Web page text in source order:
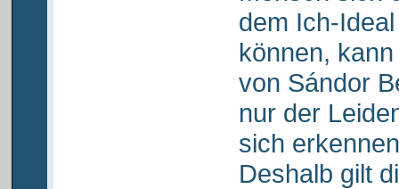
dem Ich-
können,
von Sándor
nur der
sich
Deshalb gilt